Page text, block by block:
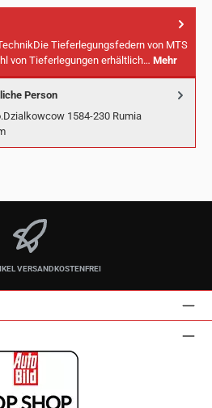
Tieferlegungsfedern von MTS
von Tieferlegungen erhältlich… Mehr
Person
1584-230 Rumia
VERSANDKOSTENFREI